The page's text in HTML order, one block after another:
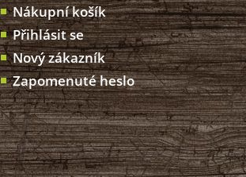
Nákupní košík
Přihlásit se
Nový zákazník
Zapomenuté heslo